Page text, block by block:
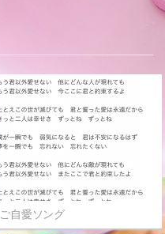
ご自愛ソング